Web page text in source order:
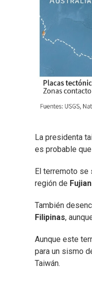
La presidenta
es probable
El terremoto se
región de Fujian
También
Filipinas,
Aunque este
para un sismo
Taiwán.